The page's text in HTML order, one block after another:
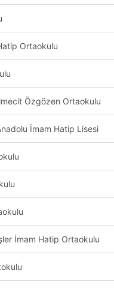
Ortaokulu
Özgözen Ortaokulu
İmam Hatip Lisesi
İmam Hatip Ortaokulu